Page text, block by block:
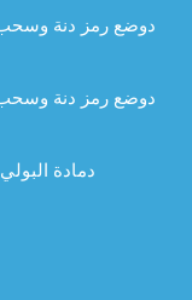
دوضع رمز دنة
دوضع رمز دنة
دمادة